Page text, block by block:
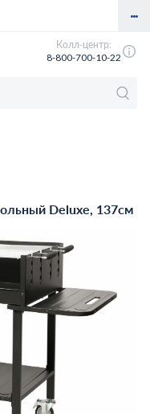
Колл-центр:
8-800-700-10-22
Гриль угольный
Deluxe, 137см